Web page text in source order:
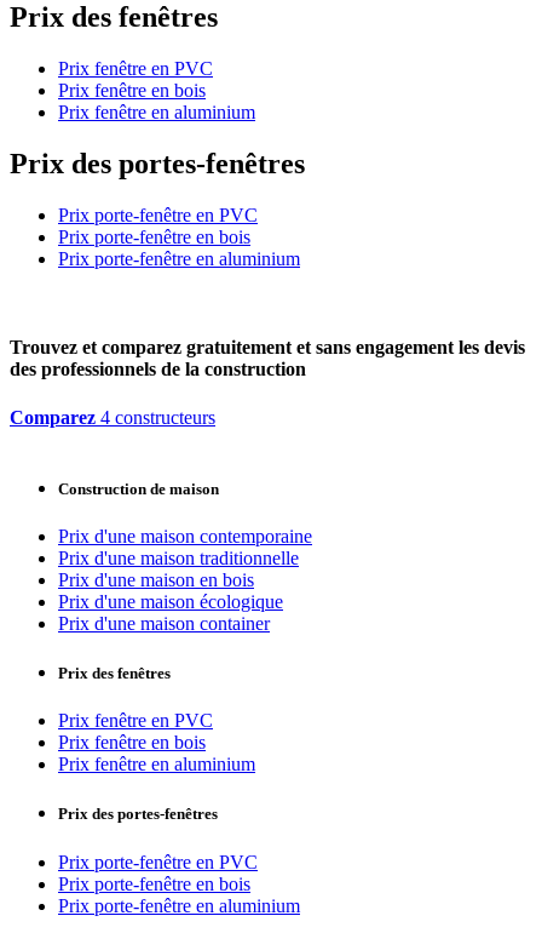
Prix des fenêtres
Prix fenêtre en PVC
Prix fenêtre en bois
Prix fenêtre en aluminium
Prix des portes-fenêtres
Prix porte-fenêtre en PVC
Prix porte-fenêtre en bois
Prix porte-fenêtre en aluminium
Trouvez et comparez gratuitement et sans engagement les devis
des professionnels de la construction
Comparez 4 constructeurs
Construction de maison
Prix d'une maison contemporaine
Prix d'une maison traditionnelle
Prix d'une maison en bois
Prix d'une maison écologique
Prix d'une maison container
Prix des fenêtres
Prix fenêtre en PVC
Prix fenêtre en bois
Prix fenêtre en aluminium
Prix des portes-fenêtres
Prix porte-fenêtre en PVC
Prix porte-fenêtre en bois
Prix porte-fenêtre en aluminium